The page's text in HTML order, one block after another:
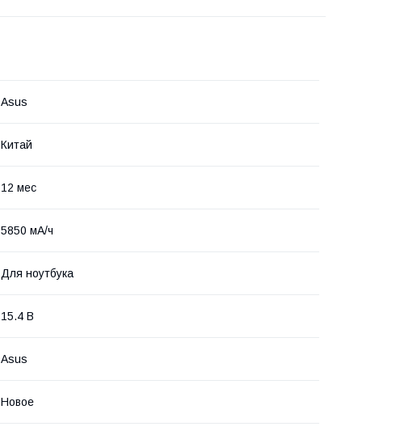
Asus
Китай
12 мес
5850 мА/ч
Для ноутбука
15.4 В
Asus
Новое